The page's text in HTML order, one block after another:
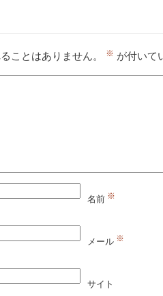
ことはありません。 ※ が付いて
名前 ※
メール ※
サイト